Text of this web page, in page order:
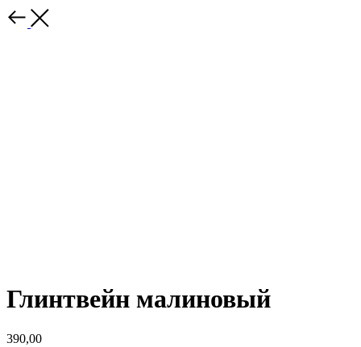
Глинтвейн малиновый
390,00